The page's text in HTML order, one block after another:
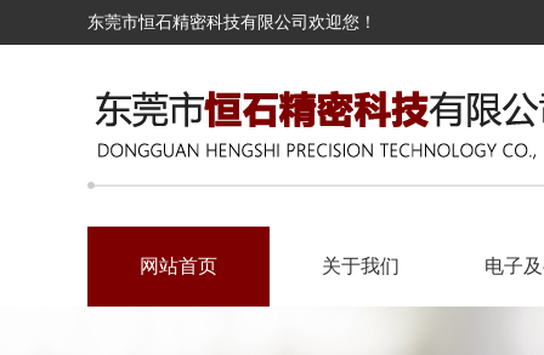
东莞市恒石精密科技有限公司欢迎您！
网站首页 关于我们 电子